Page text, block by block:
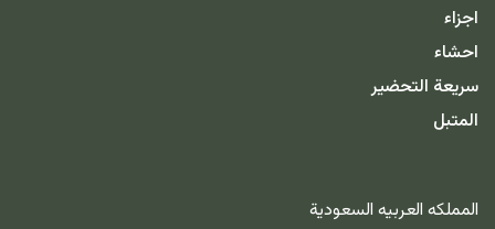
اجزاء
احشاء
سريعة التحضير
المتبل
المملكه العربيه السعودية